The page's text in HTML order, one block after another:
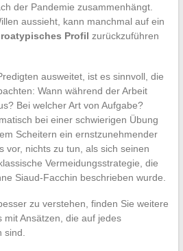
der Pandemie zusammenhängt.
aussieht, kann manchmal auf ein
Profil zurückzuführen
ausweitet, ist es sinnvoll, die
Wann während der Arbeit
Bei welcher Art von Aufgabe?
bei einer schwierigen Übung
Scheitern ein ernstzunehmender
vor, nichts zu tun, als sich seinen
Vermeidungsstrategie, die
Siaud-Facchin beschrieben wurde.
zu verstehen, finden Sie weitere
mit Ansätzen, die auf jedes